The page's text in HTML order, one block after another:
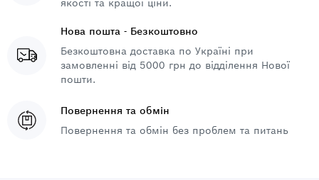
якості та кращої ціни.
Нова пошта - Безкоштовно
Безкоштовна доставка по Україні при
замовленні від 5000 грн до відділення Нової
пошти.
Повернення та обмін
Повернення та обмін без проблем та питань